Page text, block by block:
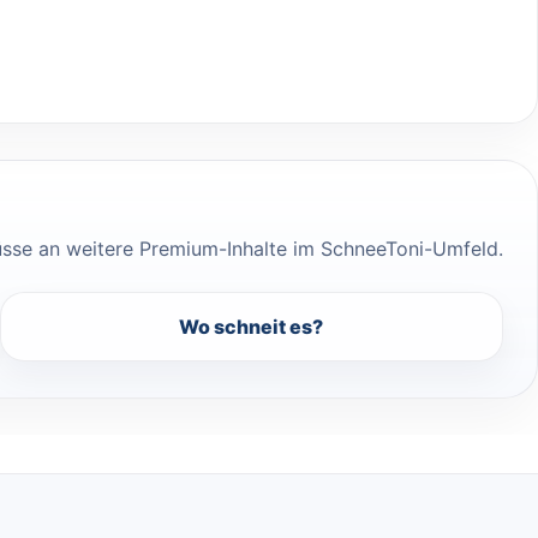
an weitere Premium-Inhalte im SchneeToni-Umfeld.
Wo schneit es?